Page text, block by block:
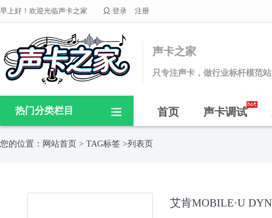
早上好！欢迎光临声卡之家  登录 注册
声卡之家
只专注声卡，做行业标杆模范站
热门分类栏目  首页 声卡调试
您的位置： 网站首页 > TAG标签 >列表页
艾肯MOBILE·U